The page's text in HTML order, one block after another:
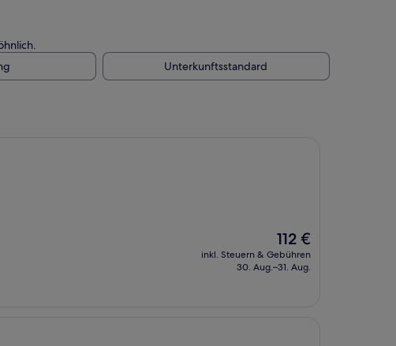
Unterkunftsstandard
Der
Preis
beträgt
112 €
inkl. Steuern & Gebühren
30. Aug.–31. Aug.